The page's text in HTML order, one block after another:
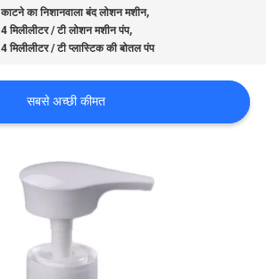
काटने का निशानवाला बंद लोशन मशीन,
4 मिलीलीटर / टी लोशन मशीन पंप,
4 मिलीलीटर / टी प्लास्टिक की बोतल पंप
सबसे अच्छी कीमत